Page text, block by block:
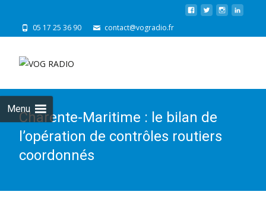
05 17 25 36 90 contact@vogradio.fr
Menu
Charente-Maritime : le bilan de
l’opération de contrôles routiers
coordonnés